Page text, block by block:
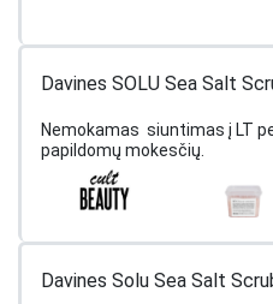
Davines SOLU Sea Salt
Nemokamas siuntimas į LT
papildomų mokesčių.
Davines Solu Sea Salt